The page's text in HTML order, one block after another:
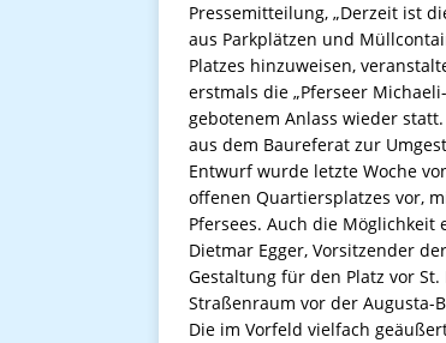
Pressemitteilung, „Derzeit ist
aus Parkplätzen und
Platzes hinzuweisen,
erstmals die „Pferseer
gebotenem Anlass wieder
aus dem Baureferat zur
Entwurf wurde letzte Woche
offenen Quartiersplatzes vor,
Pfersees. Auch die
Dietmar Egger, Vorsitzender
Gestaltung für den Platz vor
Straßenraum vor der Augusta-
Die im Vorfeld vielfach